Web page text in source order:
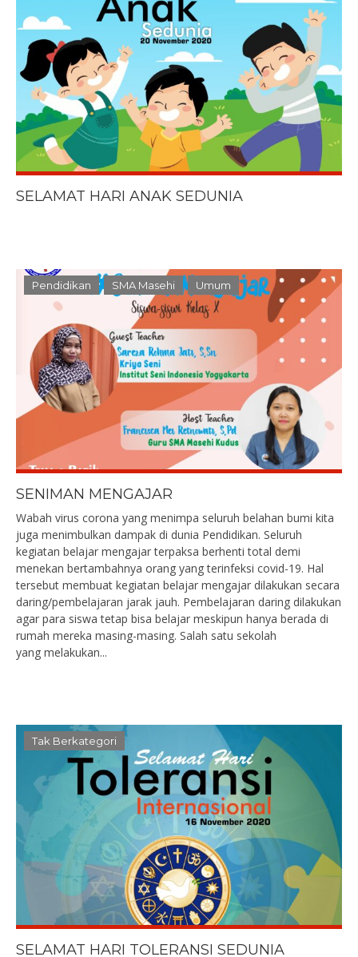
SELAMAT HARI ANAK SEDUNIA
Pendidikan SMA Masehi Umum
SENIMAN MENGAJAR
Wabah virus corona yang menimpa seluruh belahan bumi kita
juga menimbulkan dampak di dunia Pendidikan. Seluruh
kegiatan belajar mengajar terpaksa berhenti total demi
menekan bertambahnya orang yang terinfeksi covid-19. Hal
tersebut membuat kegiatan belajar mengajar dilakukan secara
daring/pembelajaran jarak jauh. Pembelajaran daring dilakukan
agar para siswa tetap bisa belajar meskipun hanya berada di
rumah mereka masing-masing. Salah satu sekolah
yang melakukan...
Tak Berkategori
SELAMAT HARI TOLERANSI SEDUNIA